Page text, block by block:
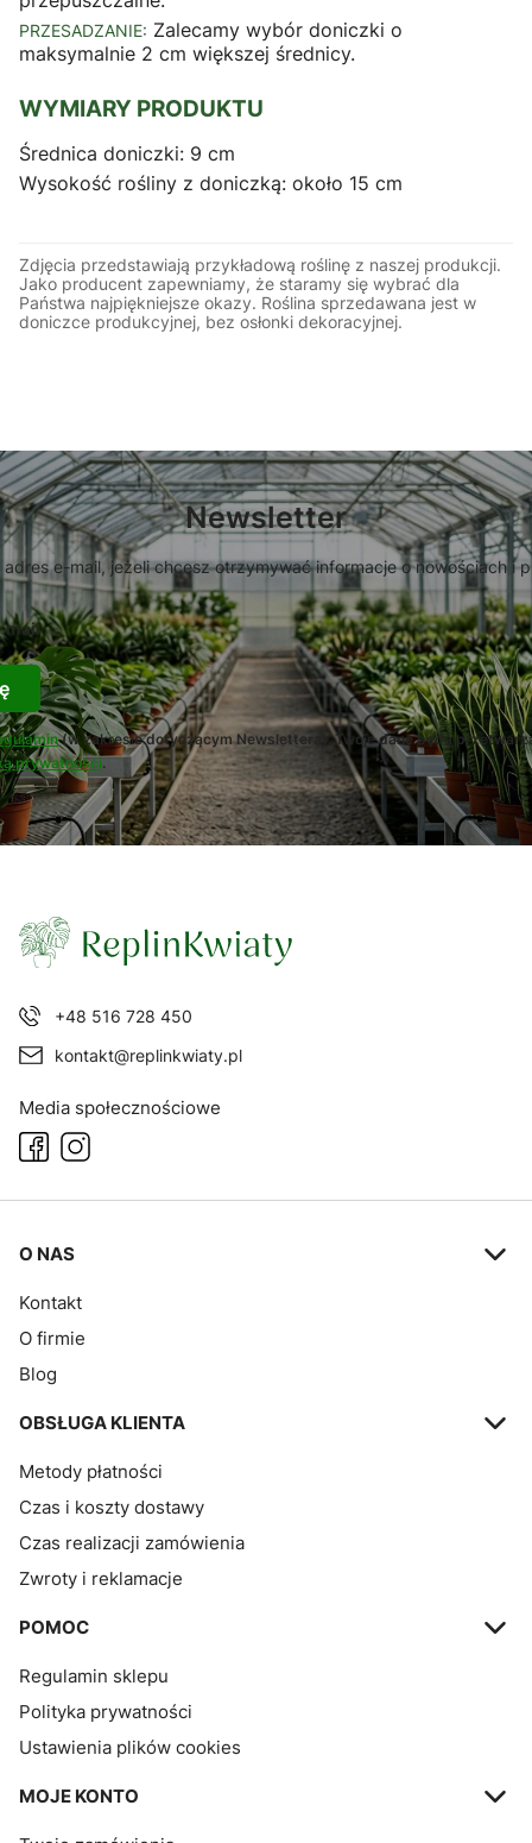
PRZESADZANIE: Zalecamy wybór doniczki o
maksymalnie 2 cm większej średnicy.
WYMIARY PRODUKTU
Średnica doniczki: 9 cm
Wysokość rośliny z doniczką: około 15 cm
Zdjęcia przedstawiają przykładową roślinę z naszej produkcji.
Jako producent zapewniamy, że staramy się wybrać dla
Państwa najpiękniejsze okazy. Roślina sprzedawana jest w
doniczce produkcyjnej, bez osłonki dekoracyjnej.
Newsletter
adres e-mail, jeżeli chcesz otrzymywać informacje o nowościach i
mail
(w zakresie dotyczącym Newslettera). Twoje dane będą
prywatności.
+48 516 728 450
kontakt@replinkwiaty.pl
Media społecznościowe
Linki w stopce
O NAS
Kontakt
O firmie
Blog
OBSŁUGA KLIENTA
Metody płatności
Czas i koszty dostawy
Czas realizacji zamówienia
Zwroty i reklamacje
POMOC
Regulamin sklepu
Polityka prywatności
Ustawienia plików cookies
MOJE KONTO